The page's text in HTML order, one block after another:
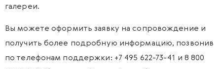
галереи.
Вы можете оформить заявку на сопровождение и
получить более подробную информацию, позвонив
по телефонам поддержки: +7 495 622-73-41 и 8 800